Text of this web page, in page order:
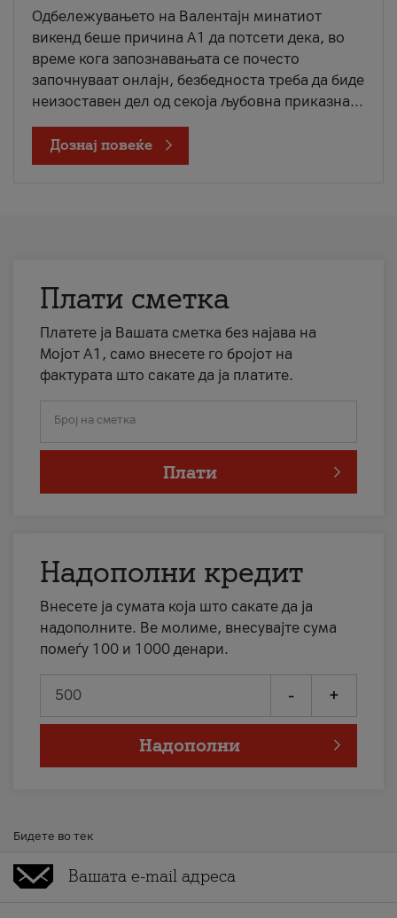
Одбележувањето на Валентајн минатиот
викенд беше причина А1 да потсети дека, во
време кога запознавањата се почесто
започнуваат онлајн, безбедноста треба да биде
неизоставен дел од секоја љубовна приказна...
Дознај повеќе
Плати сметка
Платете ја Вашата сметка без најава на
Мојот А1, само внесете го бројот на
фактурата што сакате да ја платите.
Број на сметка
Плати
Надополни кредит
Внесете ја сумата која што сакате да ја
надополните. Ве молиме, внесувајте сума
помеѓу 100 и 1000 денари.
- +
Надополни
Бидете во тек